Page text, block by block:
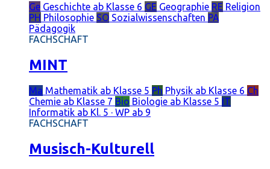
Ge Geschichte ab Klasse 6 GE Geographie RE Religion
PH Philosophie SO Sozialwissenschaften PÄ
Pädagogik
FACHSCHAFT
MINT
Ma Mathematik ab Klasse 5 Ph Physik ab Klasse 6 Ch
Chemie ab Klasse 7 Bio Biologie ab Klasse 5 IT
Informatik ab Kl. 5 · WP ab 9
FACHSCHAFT
Musisch-Kulturell